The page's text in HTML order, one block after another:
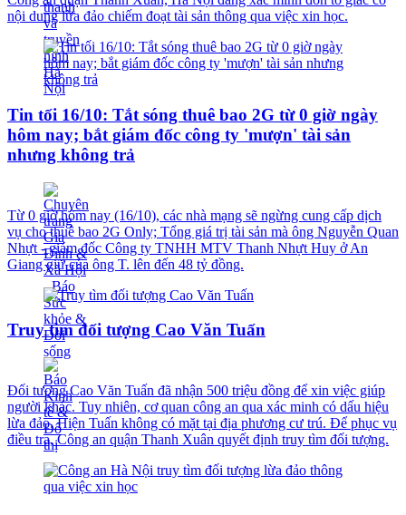
nội dung lừa đảo chiếm đoạt tài sản thông qua việc xin học.
Tin tối 16/10: Tắt sóng thuê bao 2G từ 0 giờ ngày
hôm nay; bắt giám đốc công ty 'mượn' tài sản
nhưng không trả
Từ 0 giờ hôm nay (16/10), các nhà mạng sẽ ngừng cung cấp dịch
vụ cho thuê bao 2G Only; Tổng giá trị tài sản mà ông Nguyễn Quan
Nhựt - giám đốc Công ty TNHH MTV Thanh Nhựt Huy ở An
Giang giữ của ông T. lên đến 48 tỷ đồng.
Truy tìm đối tượng Cao Văn Tuấn
Đối tượng Cao Văn Tuấn đã nhận 500 triệu đồng để xin việc giúp
người khác. Tuy nhiên, cơ quan công an qua xác minh có dấu hiệu
lừa đảo. Hiện Tuấn không có mặt tại địa phương cư trú. Để phục vụ
điều tra, Công an quận Thanh Xuân quyết định truy tìm đối tượng.